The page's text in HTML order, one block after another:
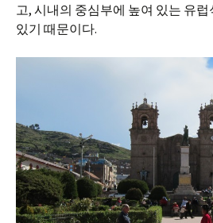
고, 시내의 중심부에 높여 있는 유
있기 때문이다.